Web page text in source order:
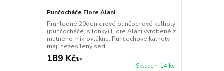
Punčocháče Fiore Alani
Průhledné 20denierové punčochové kalhoty
(punčocháče, silonky) Fiore Alani vyrobené z
matného mikrovlákna. Punčochové kalhoty
mají nezesílený sed...
189 Kč/ks
Skladem 14 ks